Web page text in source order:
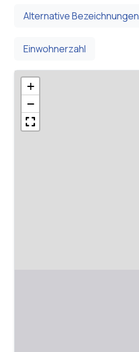
Alternative Bezeichnungen
Einwohnerzahl
+
−